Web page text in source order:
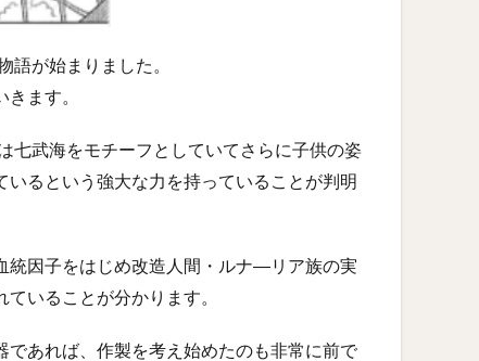
が始まりました。
ます。
七武海をモチーフとしていてさらに子供の姿
るという強大な力を持っていることが判明
統因子をはじめ改造人間・ルナ―リア族の実
いることが分かります。
あれば、作製を考え始めたのも非常に前で